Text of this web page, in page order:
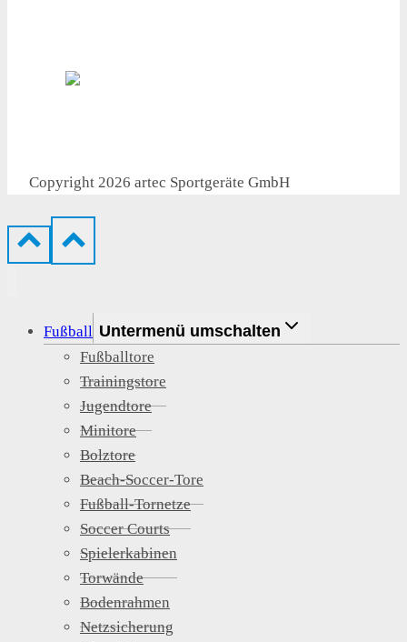
Copyright 2026 artec Sportgeräte GmbH
Fußball Untermenü umschalten
Fußballtore
Trainingstore
Jugendtore
Minitore
Bolztore
Beach-Soccer-Tore
Fußball-Tornetze
Soccer Courts
Spielerkabinen
Torwände
Bodenrahmen
Netzsicherung